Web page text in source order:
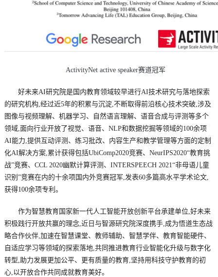
ActivityNet active speaker赛道冠军
好未来AI研究院是国内教育领域较早进行AI技术研究与落地探索
的研究机构,经过近5年的积累与沉淀,不断取得前沿核心技术突破,涉及
图像与视频理解、机器学习、自然语言理解、语音合成与评测等多个
领域,面向行业开放了视觉、语音、NLP和数据挖掘等领域的100余项
AI能力,提供互动评测、练习批改、内容生产和教学管理等方面的定制
化AI解决方案,累计获得包括UbiComp2020竞赛、NeurIPS2020“教育挑
战”竞赛、CCL 2020幽默计算评测、INTERSPEECH 2021“非母语儿童
识别”竞赛在内的十余项国内外竞赛冠军,发表60多篇高水平学术论文,
获得100余项专利。
作为智慧教育国家新一代人工智能开放创新平台承建单位,好未来
积极践行开放共赢的理念,近日与智源研究院深度携手,成为悟道生态战
略合作伙伴,加速在智慧课堂、教师辅助、智慧学伴、教育智能硬件、
自适应学习等领域的探索落地,共同推进教育行业智能化升级与数字化
转型,助力发展更加公平、更有质量的教育,坚持用科技守护教育的初
心,以开放合作共同成就教育美好。